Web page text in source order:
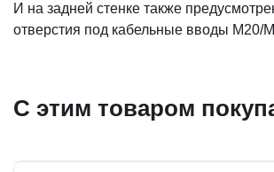
И на задней стенке также
отверстия под кабельные вводы М20/
С этим товаром